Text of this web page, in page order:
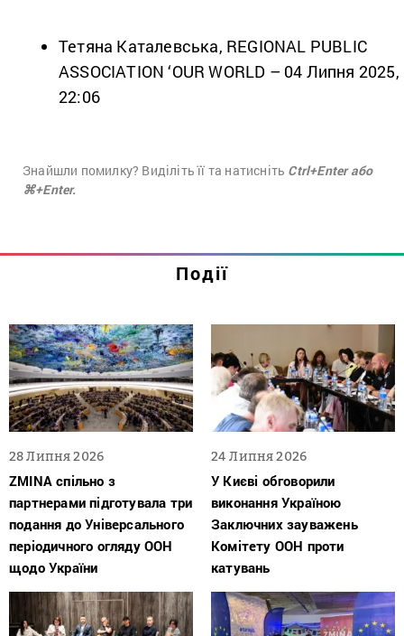
Тетяна Каталевська, REGIONAL PUBLIC
ASSOCIATION ‘OUR WORLD – 04 Липня 2025,
22:06
Знайшли помилку? Виділіть її та натисніть Ctrl+Enter або
⌘+Enter.
Події
28 Липня 2026
ZMINA спільно з
партнерами підготувала три
подання до Універсального
періодичного огляду ООН
щодо України
24 Липня 2026
У Києві обговорили
виконання Україною
Заключних зауважень
Комітету ООН проти
катувань